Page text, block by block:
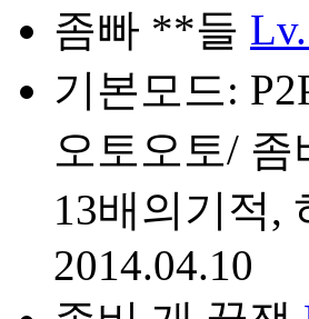
좀빠 **들
기본모드:
오토오토/
13배의기적,
2014.04.10